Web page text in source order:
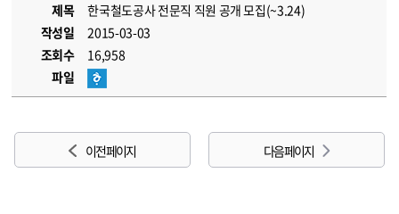
제목
한국철도공사 전문직 직원 공개 모집(~3.24)
작성일
2015-03-03
조회수
16,958
파일
이전 페이지 다음 페이지